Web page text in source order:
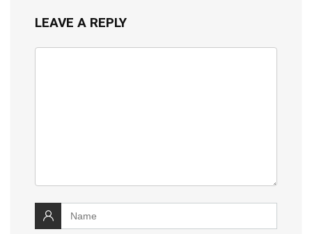
LEAVE A REPLY